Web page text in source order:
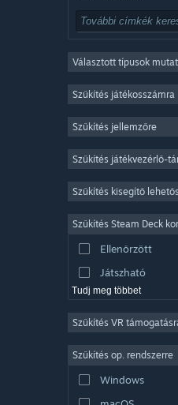
Ingyenesen
Sokszereplős
Indie
Könnyed
Szimuláció
Választott típusok
Szűkítés játékosszámra
Szűkítés jellemzőre
Szűkítés játékvezérlő-
Szűkítés kisegítő
Szűkítés Steam Deck
Ellenőrzött
Játszható
Tudj meg többet
Szűkítés VR
Szűkítés op. rendszerre
Windows